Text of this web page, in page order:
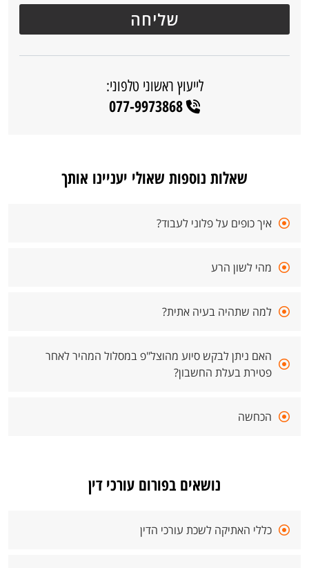
לייעוץ ראשוני טלפוני:
077-9973868
שאלות נוספות שאולי יעניינו אותך
איך כופים על פלוני לעבוד?
מהי לשון הרע
למה שתהיה בעיה אתית?
האם ניתן לבקש סיוע מהוצל"פ במסלול המהיר לאחר
פטירת בעלת החשבון?
הכחשה
נושאים בפורום עורכי דין
כללי האתיקה לשכת עורכי הדין